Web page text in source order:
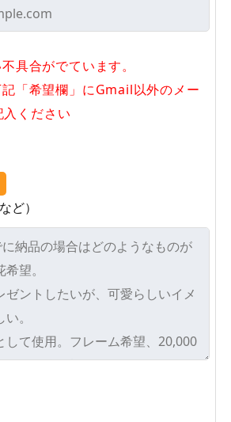
具合がでています。
「希望欄」にGmail以外のメー
ください
ど）